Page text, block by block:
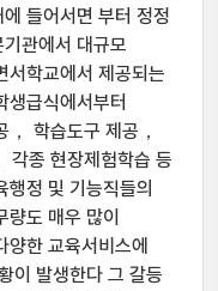
들어서면 부터 정정
관에서 대규모
서학교에서 제공되는
생급식에서부터
， 학습도구 제공，
각종 현장제험학습 등
정 및 기능직들의
도 매우 많이
한 교육서비스에
이 발생한다 그 갈등